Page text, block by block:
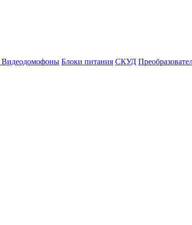
Видеодомофоны Блоки питания СКУД